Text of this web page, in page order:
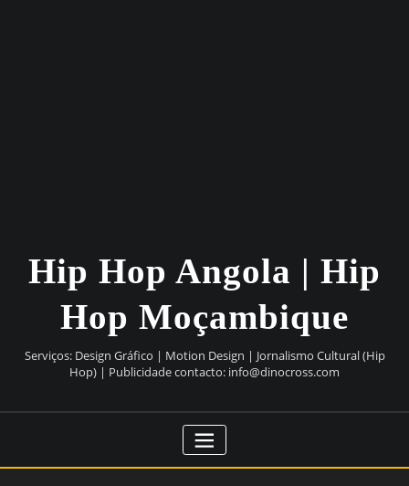
Hip Hop Angola | Hip
Hop Moçambique
Serviços: Design Gráfico | Motion Design | Jornalismo Cultural (Hip
Hop) | Publicidade contacto: info@dinocross.com